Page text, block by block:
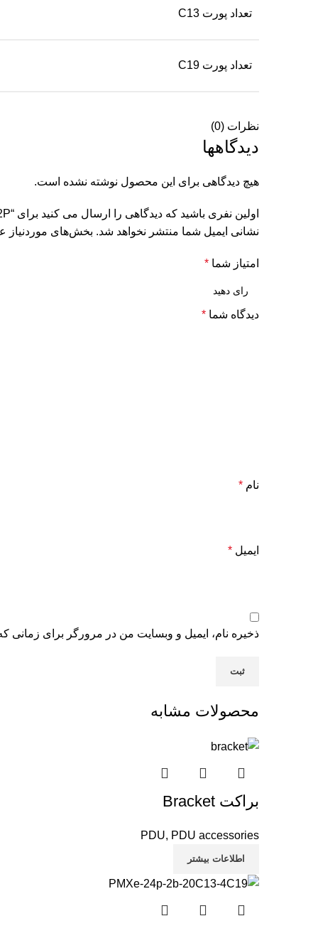
تعداد پورت C13
تعداد پورت C19
نظرات (0)
دیدگاهها
هیچ دیدگاهی برای این محصول نوشته نشده است.
اولین نفری باشید که دیدگاهی را ارسال می کنید برای “PMB Rack PDU Basic, 1PH, 220V, 32A, 42P”
نشانی ایمیل شما منتشر نخواهد شد. بخش‌های موردنیاز
امتیاز شما *
دیدگاه شما *
نام *
ایمیل *
ذخیره نام، ایمیل و وبسایت من در مرورگر برای زمانی
محصولات مشابه
براکت Bracket
PDU, PDU accessories
اطلاعات بیشتر